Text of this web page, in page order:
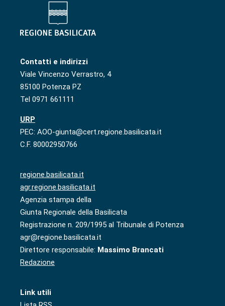
Contatti e indirizzi
Viale Vincenzo Verrastro, 4
85100 Potenza PZ
Tel 0971 661111
URP
PEC: AOO-giunta@cert.regione.basilicata.it
C.F. 80002950766
regione.basilicata.it
agr.regione.basilicata.it
Agenzia stampa della
Giunta Regionale della Basilicata
Registrazione n. 209/1995 al Tribunale di Potenza
agr@regione.basilicata.it
Direttore responsabile: Massimo Brancati
Redazione
Link utili